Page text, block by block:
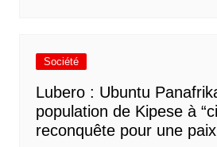
Société
Lubero : Ubuntu
population de Kipese à
reconquête pour une